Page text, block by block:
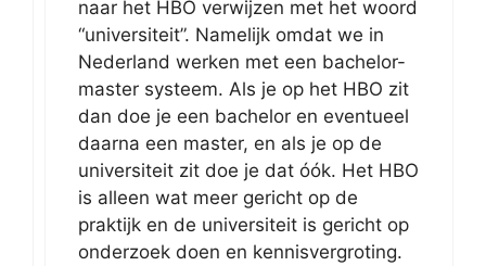
naar het HBO verwijzen met het woord
“universiteit”. Namelijk omdat we in
Nederland werken met een bachelor-
master systeem. Als je op het HBO zit
dan doe je een bachelor en eventueel
daarna een master, en als je op de
universiteit zit doe je dat óók. Het HBO
is alleen wat meer gericht op de
praktijk en de universiteit is gericht op
onderzoek doen en kennisvergroting.